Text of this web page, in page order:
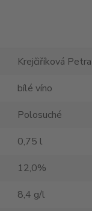
Krejčiříková Petra
bílé víno
Polosuché
0,75 l
12,0%
8,4 g/l